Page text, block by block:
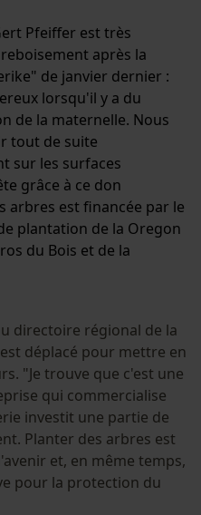
Pfeiffer est très
après la
de janvier dernier :
lorsqu'il y a du
de la maternelle. Nous
tout de suite
sur les surfaces
grâce à ce don
arbres est financée par le
plantation de la Oregon
du Bois et de la
directoire régional de la
déplacé pour mettre en
"Je trouve que c'est une
qui commercialise
investit une partie de
Planter des arbres est
et, en même temps,
pour la protection du